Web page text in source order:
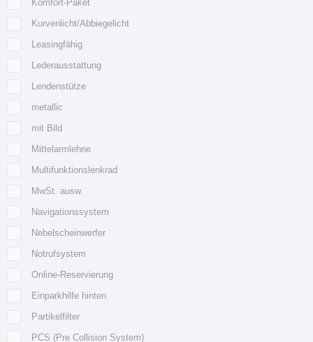
Komfort-Paket
Kurvenlicht/Abbiegelicht
Leasingfähig
Lederausstattung
Lendenstütze
metallic
mit Bild
Mittelarmlehne
Multifunktionslenkrad
MwSt. ausw.
Navigationssystem
Nebelscheinwerfer
Notrufsystem
Online-Reservierung
Einparkhilfe hinten
Partikelfilter
PCS (Pre Collision System)